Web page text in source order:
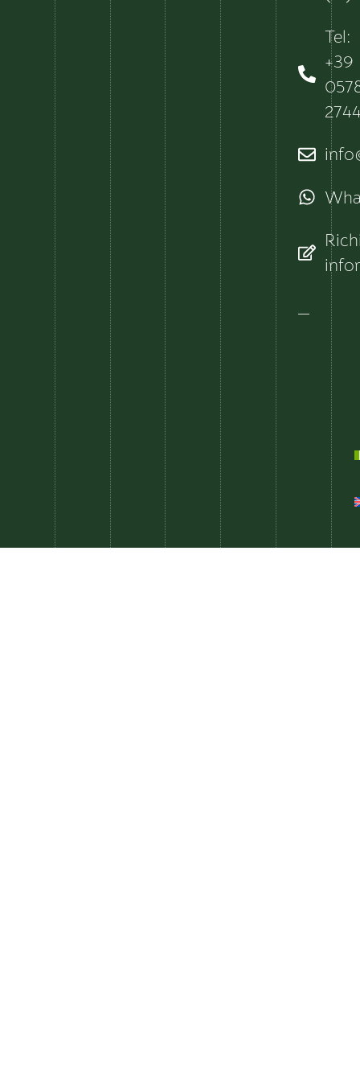
Tel:
+39